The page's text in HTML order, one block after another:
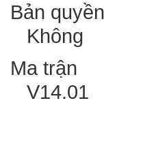
Bản quyền
Không
Ma trận
V14.01